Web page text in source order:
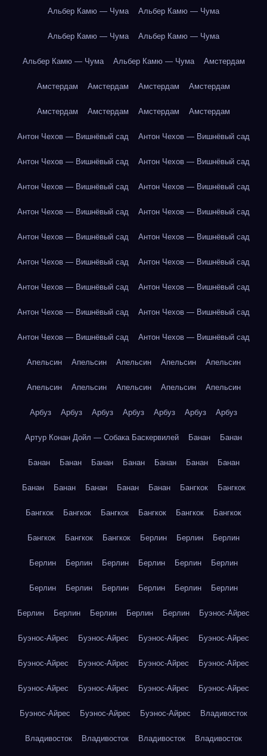
Альбер Камю — Чума Альбер Камю — Чума
Альбер Камю — Чума Альбер Камю — Чума
Альбер Камю — Чума Альбер Камю — Чума Амстердам
Амстердам Амстердам Амстердам Амстердам
Амстердам Амстердам Амстердам Амстердам
Антон Чехов — Вишнёвый сад Антон Чехов — Вишнёвый сад
Антон Чехов — Вишнёвый сад Антон Чехов — Вишнёвый сад
Антон Чехов — Вишнёвый сад Антон Чехов — Вишнёвый сад
Антон Чехов — Вишнёвый сад Антон Чехов — Вишнёвый сад
Антон Чехов — Вишнёвый сад Антон Чехов — Вишнёвый сад
Антон Чехов — Вишнёвый сад Антон Чехов — Вишнёвый сад
Антон Чехов — Вишнёвый сад Антон Чехов — Вишнёвый сад
Антон Чехов — Вишнёвый сад Антон Чехов — Вишнёвый сад
Антон Чехов — Вишнёвый сад Антон Чехов — Вишнёвый сад
Апельсин Апельсин Апельсин Апельсин Апельсин
Апельсин Апельсин Апельсин Апельсин Апельсин
Арбуз Арбуз Арбуз Арбуз Арбуз Арбуз Арбуз
Артур Конан Дойл — Собака Баскервилей Банан Банан
Банан Банан Банан Банан Банан Банан Банан
Банан Банан Банан Банан Банан Бангкок Бангкок
Бангкок Бангкок Бангкок Бангкок Бангкок Бангкок
Бангкок Бангкок Бангкок Берлин Берлин Берлин
Берлин Берлин Берлин Берлин Берлин Берлин
Берлин Берлин Берлин Берлин Берлин Берлин
Берлин Берлин Берлин Берлин Берлин Буэнос-Айрес
Буэнос-Айрес Буэнос-Айрес Буэнос-Айрес Буэнос-Айрес
Буэнос-Айрес Буэнос-Айрес Буэнос-Айрес Буэнос-Айрес
Буэнос-Айрес Буэнос-Айрес Буэнос-Айрес Буэнос-Айрес
Буэнос-Айрес Буэнос-Айрес Буэнос-Айрес Владивосток
Владивосток Владивосток Владивосток Владивосток